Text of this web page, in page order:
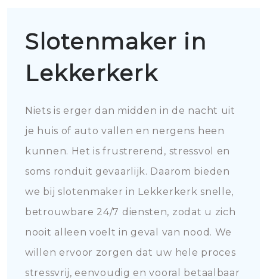
Slotenmaker in
Lekkerkerk
Niets is erger dan midden in de nacht uit
je huis of auto vallen en nergens heen
kunnen. Het is frustrerend, stressvol en
soms ronduit gevaarlijk. Daarom bieden
we bij slotenmaker in Lekkerkerk snelle,
betrouwbare 24/7 diensten, zodat u zich
nooit alleen voelt in geval van nood. We
willen ervoor zorgen dat uw hele proces
stressvrij, eenvoudig en vooral betaalbaar